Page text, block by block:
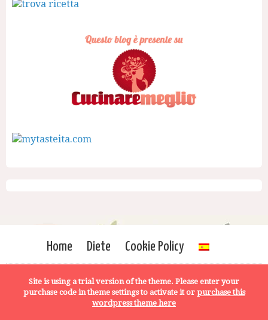
Home Diete Cookie Policy
Site is using a trial version of the theme. Please enter your
purchase code in theme settings to activate it or purchase this
wordpress theme here